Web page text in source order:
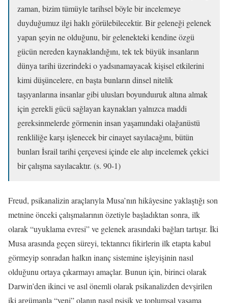
zaman, bizim tümüyle tarihsel böyle bir incelemeye
duyduğumuz ilgi haklı görülebilecektir. Bir geleneği gelenek
yapan şeyin ne olduğunu, bir gelenekteki kendine özgü
gücün nereden kaynaklandığını, tek tek büyük insanların
dünya tarihi üzerindeki o yadsınamayacak kişisel etkilerini
kimi düşüncelere, en başta bunların dinsel nitelik
taşıyanlarına insanlar gibi ulusları boyunduıruk altına almak
için gerekli gücü sağlayan kaynakları yalnızca maddi
gereksinmelerde görmenin insan yaşamındaki olağanüstü
renkliliğe karşı işlenecek bir cinayet sayılacağını, bütün
bunları İsrail tarihi çerçevesi içinde ele alıp incelemek çekici
bir çalışma sayılacaktır. (s. 90-1)
Freud, psikanalizin araçlarıyla Musa’nın hikâyesine yaklaştığı son
metnine önceki çalışmalarının özetiyle başladıktan sonra, ilk
olarak “uyuklama evresi” ve gelenek arasındaki bağları tartışır. İki
Musa arasında geçen süreyi, tektanrıcı fikirlerin ilk etapta kabul
görmeyip sonradan halkın inanç sistemine işleyişinin nasıl
olduğunu ortaya çıkarmayı amaçlar. Bunun için, birinci olarak
Darwin’den ikinci ve asıl önemli olarak psikanalizden devşirilen
iki argümanla “yeni” olanın nasıl psişik ve toplumsal yaşama